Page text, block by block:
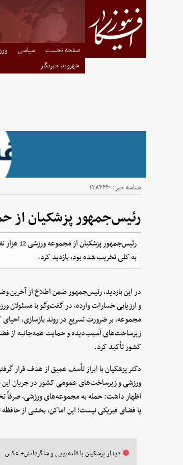
صفحه نخست سیاسی
شهروند خبرنگار
شناسه خبر: ۱۳۸۴۴۴۰
رئیس‌جمهور پزشکیان از
به کلی تخریب شده بود، بازدید کرد.
در این بازدید، رئیس‌جمهور ضمن اطلاع از آخرین
و ارزیابی خسارات وارده، در گفت‌وگو با مسئولان
مجموعه، بر ضرورت تسریع در روند بازسازی،
زیرساخت‌های آسیب‌دیده و حمایت همه‌جانبه از
کشور تأکید کرد.
دکتر پزشکیان با ابراز تأسف عمیق از هدف قرار
ورزشی و زیرساخت‌های عمومی کشور در جریان
اظهار داشت: حمله به مجموعه‌های ورزشی، صرفاً
یا فضای فیزیکی نیست؛ این اماکن، بخشی از
دیدار پزشکیان با قلعه‌نویی و شاگردانش+ عکس